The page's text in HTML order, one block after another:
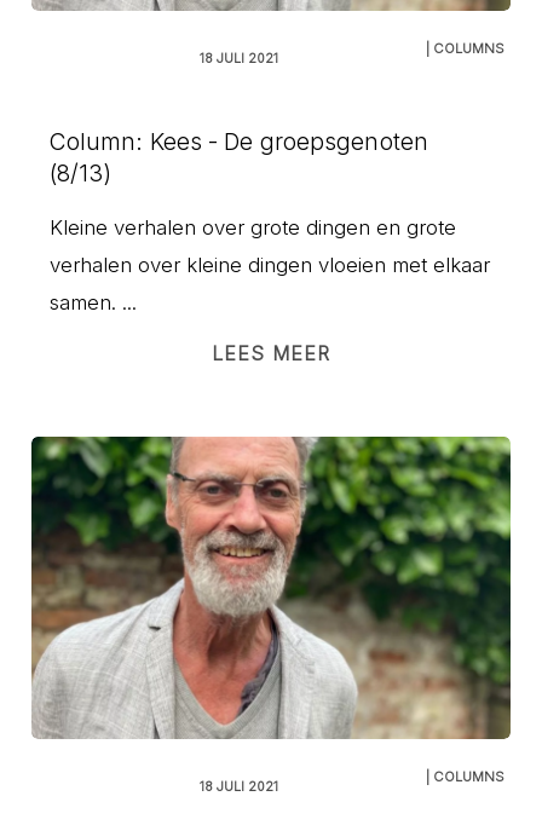
18 JULI 2021
| COLUMNS
Column: Kees - De groepsgenoten
(8/13)
Kleine verhalen over grote dingen en grote
verhalen over kleine dingen vloeien met elkaar
samen. ...
LEES MEER
18 JULI 2021
| COLUMNS